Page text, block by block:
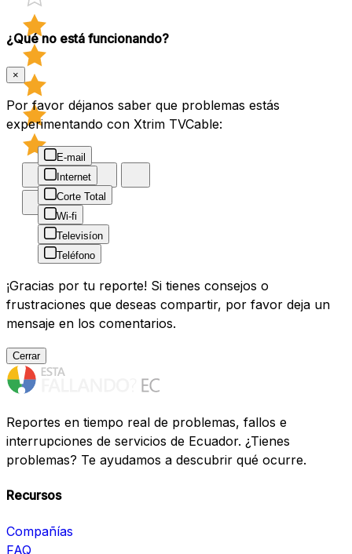
¿Qué no está funcionando?
×
Por favor déjanos saber que problemas estás
experimentando con Xtrim TVCable:
E-mail
Internet
Corte Total
Wi-fi
Televisíon
Teléfono
¡Gracias por tu reporte! Si tienes consejos o
frustraciones que deseas compartir, por favor deja un
mensaje en los comentarios.
Cerrar
Reportes en tiempo real de problemas, fallos e
interrupciones de servicios de Ecuador. ¿Tienes
problemas? Te ayudamos a descubrir qué ocurre.
Recursos
Compañías
FAQ